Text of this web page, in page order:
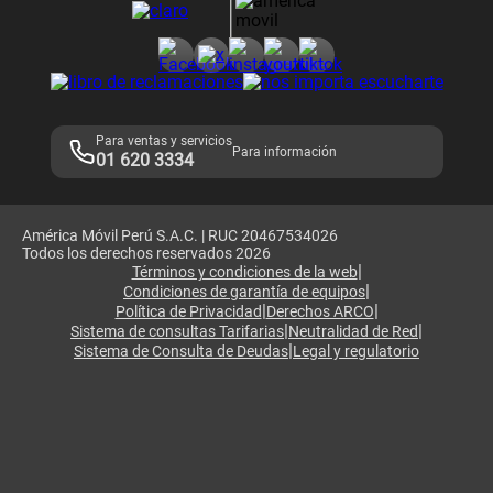
Adquirientes iPhone 6, 6S y SE
Mensaje de Seguridad
Términos y Condiciones de Tienda Claro
Libro de Reclamaciones
Para ventas y servicios
01 620 3334 Para información
América Móvil Perú S.A.C. | RUC 20467534026
Todos los derechos reservados 2026
Términos y condiciones de la web|
Condiciones de garantía de equipos|
Política de Privacidad|Derechos ARCO|
Sistema de consultas Tarifarias|Neutralidad de Red|
Sistema de Consulta de Deudas|Legal y regulatorio